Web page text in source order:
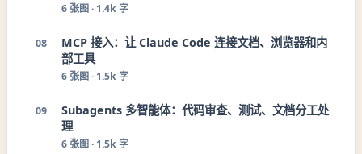
6 张图 · 1.4k 字
08
MCP 接入：让 Claude Code 连接文档、浏览器和内
部工具
6 张图 · 1.5k 字
09
Subagents 多智能体：代码审查、测试、文档分工处
理
6 张图 · 1.5k 字